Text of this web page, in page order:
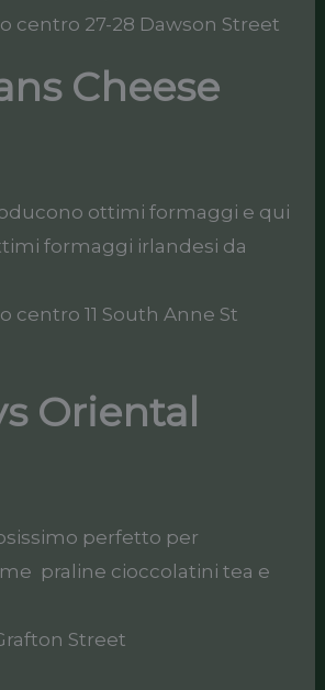
centro 27-28 Dawson Street
Cheese
ottimi formaggi e qui
formaggi irlandesi da
centro 11 South Anne St
Oriental
perfetto per
praline cioccolatini tea e
Street